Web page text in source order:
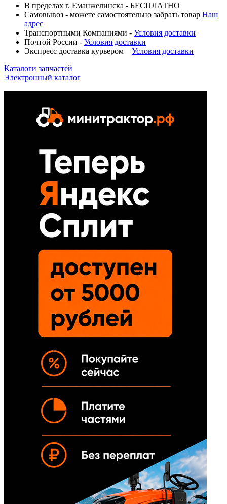
В пределах г. Еманжелинска - БЕСПЛАТНО
Самовывоз - можете самостоятельно забрать товар Наш
адрес
Транспортными Компаниями - Условия доставки
Почтой России - Условия доставки
Экспресс доставка курьером – Условия доставки
Каталоги запчастей
Электронный каталог